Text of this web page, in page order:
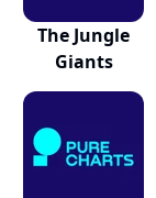
The Jungle
Giants